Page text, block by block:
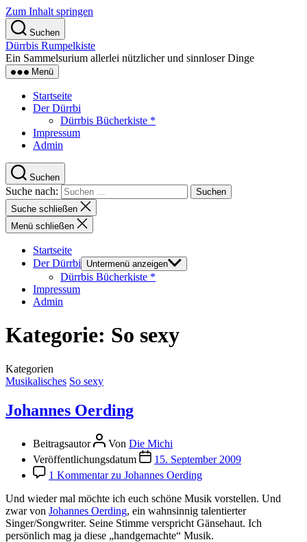
Zum Inhalt springen
Suchen
Dürrbis Rumpelkiste
Ein Sammelsurium allerlei nützlicher und sinnloser Dinge
Menü
Startseite
Der Dürrbi
Dürrbis Bücherkiste *
Impressum
Admin
Suchen
Suche nach:
Suche schließen
Menü schließen
Startseite
Der Dürrbi
Untermenü anzeigen
Dürrbis Bücherkiste *
Impressum
Admin
Kategorie: So sexy
Kategorien
Musikalisches So sexy
Johannes Oerding
Beitragsautor Von Die Michi
Veröffentlichungsdatum
15. September 2009
1 Kommentarzu Johannes Oerding
Und wieder mal möchte ich euch schöne Musik vorstellen. Und
zwar von Johannes Oerding, ein wahnsinnig talentierter
Singer/Songwriter. Seine Stimme verspricht Gänsehaut. Ich
persönlich mag ja diese „handgemachte“ Musik.